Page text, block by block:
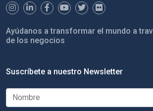
Ayúdanos a transformar el mundo a
de los negocios
Suscríbete a nuestro Newsletter